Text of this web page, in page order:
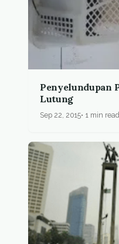
Penyelundupan
Lutung
Sep 22, 2015 1 min read